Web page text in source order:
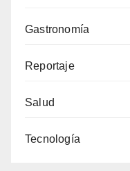
Gastronomía
Reportaje
Salud
Tecnología